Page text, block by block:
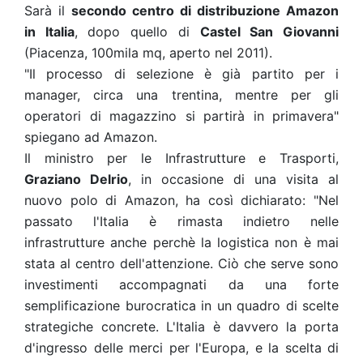
Sarà il secondo centro di distribuzione Amazon
in Italia, dopo quello di Castel San Giovanni
(Piacenza, 100mila mq, aperto nel 2011).
"Il processo di selezione è già partito per i
manager, circa una trentina, mentre per gli
operatori di magazzino si partirà in primavera"
spiegano ad Amazon.
Il ministro per le Infrastrutture e Trasporti,
Graziano Delrio, in occasione di una visita al
nuovo polo di Amazon, ha così dichiarato: "Nel
passato l'Italia è rimasta indietro nelle
infrastrutture anche perchè la logistica non è mai
stata al centro dell'attenzione. Ciò che serve sono
investimenti accompagnati da una forte
semplificazione burocratica in un quadro di scelte
strategiche concrete. L'Italia è davvero la porta
d'ingresso delle merci per l'Europa, e la scelta di